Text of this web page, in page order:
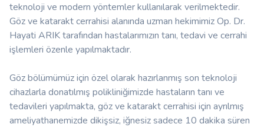
teknoloji ve modern yöntemler kullanılarak verilmektedir.
Göz ve katarakt cerrahisi alanında uzman hekimimiz Op. Dr.
Hayati ARIK tarafından hastalarımızın tanı, tedavi ve cerrahi
işlemleri özenle yapılmaktadır.
Göz bölümümüz için özel olarak hazırlanmış son teknoloji
cihazlarla donatılmış polikliniğimizde hastaların tanı ve
tedavileri yapılmakta, göz ve katarakt cerrahisi için ayrılmış
ameliyathanemizde dikişsiz, iğnesiz sadece 10 dakika süren